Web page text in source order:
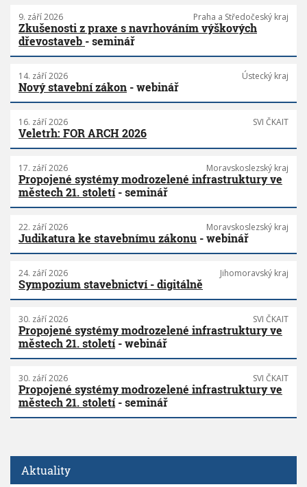
9. září 2026 Praha a Středočeský kraj
Zkušenosti z praxe s navrhováním výškových
dřevostaveb - seminář
14. září 2026 Ústecký kraj
Nový stavební zákon - webinář
16. září 2026 SVI ČKAIT
Veletrh: FOR ARCH 2026
17. září 2026 Moravskoslezský kraj
Propojené systémy modrozelené infrastruktury ve
městech 21. století- seminář
22. září 2026 Moravskoslezský kraj
Judikatura ke stavebnímu zákonu - webinář
24. září 2026 Jihomoravský kraj
Sympozium stavebnictví - digitálně
30. září 2026 SVI ČKAIT
Propojené systémy modrozelené infrastruktury ve
městech 21. století- webinář
30. září 2026 SVI ČKAIT
Propojené systémy modrozelené infrastruktury ve
městech 21. století- seminář
Aktuality